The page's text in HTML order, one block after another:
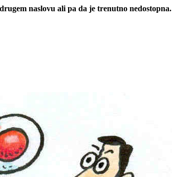
naslovu ali pa da je trenutno nedostopna.